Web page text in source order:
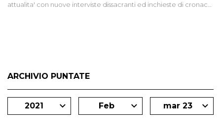
attualita' con nuove interviste dissacranti ed inchieste di cronaca
ARCHIVIO PUNTATE
2021 Feb mar 23